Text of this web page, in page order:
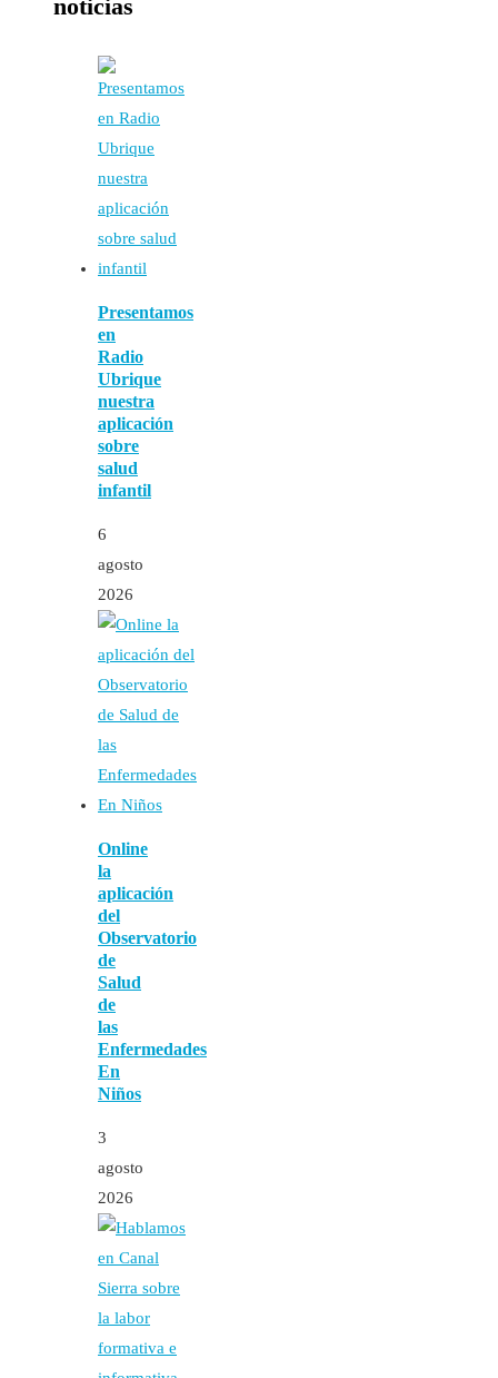
noticias
Presentamos
en
Radio
Ubrique
nuestra
aplicación
sobre
salud
infantil
6
agosto
2026
Online
la
aplicación
del
Observatorio
de
Salud
de
las
Enfermedades
En
Niños
3
agosto
2026